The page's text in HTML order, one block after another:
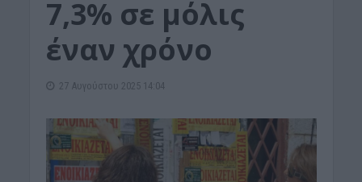
7,3% σε μόλις
έναν χρόνο
27 Αυγούστου 2025 14:04